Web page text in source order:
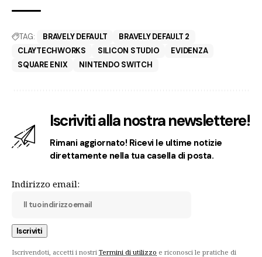
TAG: BRAVELY DEFAULT
BRAVELY DEFAULT 2
CLAYTECHWORKS
SILICON STUDIO
EVIDENZA
SQUARE ENIX
NINTENDO SWITCH
Iscriviti alla nostra newslettere!
Rimani aggiornato! Ricevi le ultime notizie
direttamente nella tua casella di posta.
Indirizzo email:
Iscrivendoti, accetti i nostri Termini di utilizzo e riconosci le pratiche di